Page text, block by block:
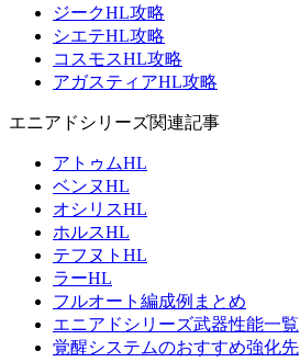
ジークHL攻略
シエテHL攻略
コスモスHL攻略
アガスティアHL攻略
エニアドシリーズ関連記事
アトゥムHL
ベンヌHL
オシリスHL
ホルスHL
テフヌトHL
ラーHL
フルオート編成例まとめ
エニアドシリーズ武器性能一覧
覚醒システムのおすすめ強化先